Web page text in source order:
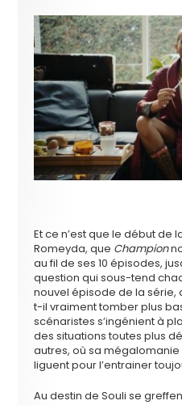
Et ce n’est que le début
Romeyda, que Champion
au fil de ses 10 épisodes,
question qui sous-tend
nouvel épisode de la série,
t-il vraiment tomber plus
scénaristes s’ingénient à
des situations toutes plus
autres, où sa
liguent pour l’entrainer
Au destin de Souli se